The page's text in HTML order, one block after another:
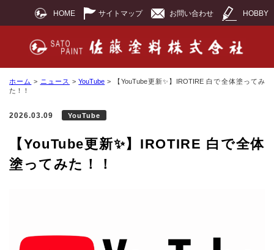
HOME サイトマップ お問い合わせ HOBBY
ホーム > ニュース >YouTube >
【YouTube更新✨】IROTIRE 白で全体塗ってみ
た！！
2026.03.09 YouTube
【YouTube更新✨】IROTIRE 白で全体
塗ってみた！！